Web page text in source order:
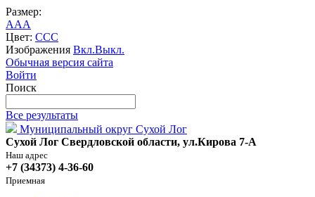
Размер:
AAA
Цвет: CCC
Изображения Вкл.Выкл.
Обычная версия сайта
Войти
Поиск
Все результаты
Муниципальный округ Сухой Лог
Сухой Лог Свердловской области, ул.Кирова 7-А
Наш адрес
+7 (34373) 4-36-60
Приемная